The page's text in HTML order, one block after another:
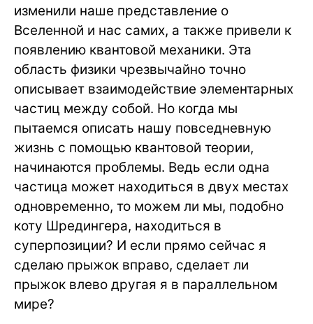
изменили наше представление о
Вселенной и нас самих, а также привели к
появлению квантовой механики. Эта
область физики чрезвычайно точно
описывает взаимодействие элементарных
частиц между собой. Но когда мы
пытаемся описать нашу повседневную
жизнь с помощью квантовой теории,
начинаются проблемы. Ведь если одна
частица может находиться в двух местах
одновременно, то можем ли мы, подобно
коту Шредингера, находиться в
суперпозиции? И если прямо сейчас я
сделаю прыжок вправо, сделает ли
прыжок влево другая я в параллельном
мире?